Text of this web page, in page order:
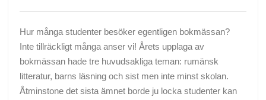
Hur många studenter besöker egentligen bokmässan?
Inte tillräckligt många anser vi! Årets upplaga av
bokmässan hade tre huvudsakliga teman: rumänsk
litteratur, barns läsning och sist men inte minst skolan.
Åtminstone det sista ämnet borde ju locka studenter kan